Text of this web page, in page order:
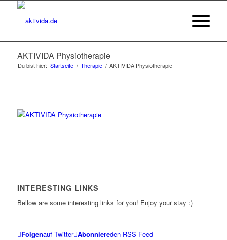
AKTIVIDA Physiotherapie
Du bist hier: Startseite / Therapie / AKTIVIDA Physiotherapie
INTERESTING LINKS
Bellow are some interesting links for you! Enjoy your stay :)
Folgenauf Twitter Abonniereden RSS Feed